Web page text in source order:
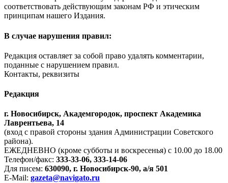
соответствовать действующим законам РФ и этическим
принципам нашего Издания.
В случае нарушения правил:
Редакция оставляет за собой право удалять комментарии,
поданные с нарушением правил.
Контакты, реквизиты
Редакция
г. Новосибирск, Академгородок, проспект Академика
Лаврентьева, 14
(вход с правой стороны здания Администрации Советского
района).
ЕЖЕДНЕВНО (кроме субботы и воскресенья) с 10.00 до 18.00
Телефон/факс: 333-33-06, 333-14-06
Для писем: 630090, г. Новосибирск-90, а/я 501
E-Mail: gazeta@navigato.ru